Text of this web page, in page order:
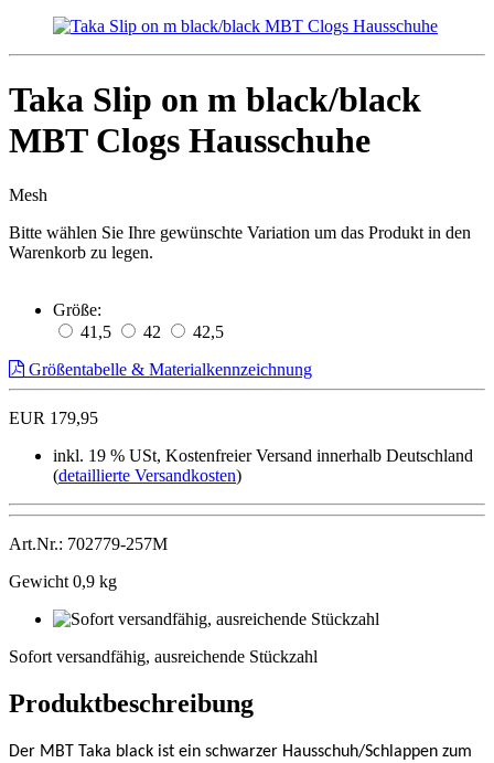
Taka Slip on m black/black
MBT Clogs Hausschuhe
Mesh
Bitte wählen Sie Ihre gewünschte Variation um das Produkt in den
Warenkorb zu legen.
Größe:
41,5
42
42,5
Größentabelle & Materialkennzeichnung
EUR 179,95
inkl. 19 % USt, Kostenfreier Versand innerhalb Deutschland
(detaillierte Versandkosten)
Art.Nr.: 702779-257M
Gewicht 0,9 kg
Sofort versandfähig, ausreichende Stückzahl
Produktbeschreibung
Der MBT Taka black ist ein schwarzer Hausschuh/Schlappen zum